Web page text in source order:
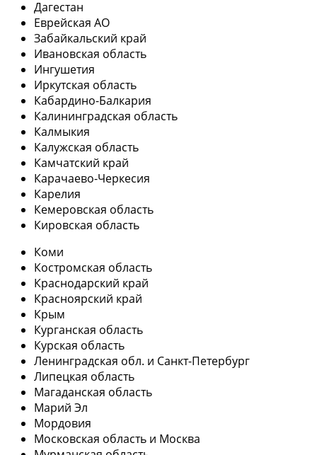
Дагестан
Еврейская АО
Забайкальский край
Ивановская область
Ингушетия
Иркутская область
Кабардино-Балкария
Калининградская область
Калмыкия
Калужская область
Камчатский край
Карачаево-Черкесия
Карелия
Кемеровская область
Кировская область
Коми
Костромская область
Краснодарский край
Красноярский край
Крым
Курганская область
Курская область
Ленинградская обл. и Санкт-Петербург
Липецкая область
Магаданская область
Марий Эл
Мордовия
Московская область и Москва